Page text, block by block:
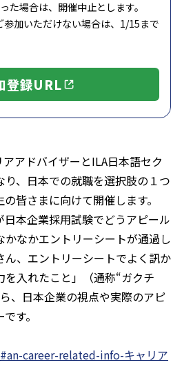
た場合は、開催中止とします。
参加いただけない場合は、1/15まで
登録URL
アドバイザーとILA日本語セク
、日本での就職を選択肢の１つ
の皆さまに向けて開催します。
日本企業採用試験でどうアピール
なかエントリーシートが通過し
ん、エントリーシートでよく訊か
入れたこと」（通称“ガクチ
、日本企業の視点や実際のアピ
す。
#an-career-related-info-キャリア